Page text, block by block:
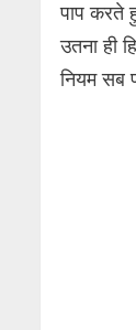
पाप
उतना ही
नियम सब